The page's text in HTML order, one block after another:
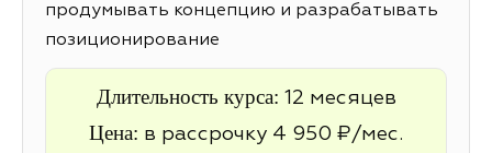
продумывать концепцию и разрабатывать
позиционирование
Длительность курса: 12 месяцев
Цена: в рассрочку 4 950 ₽/мес.